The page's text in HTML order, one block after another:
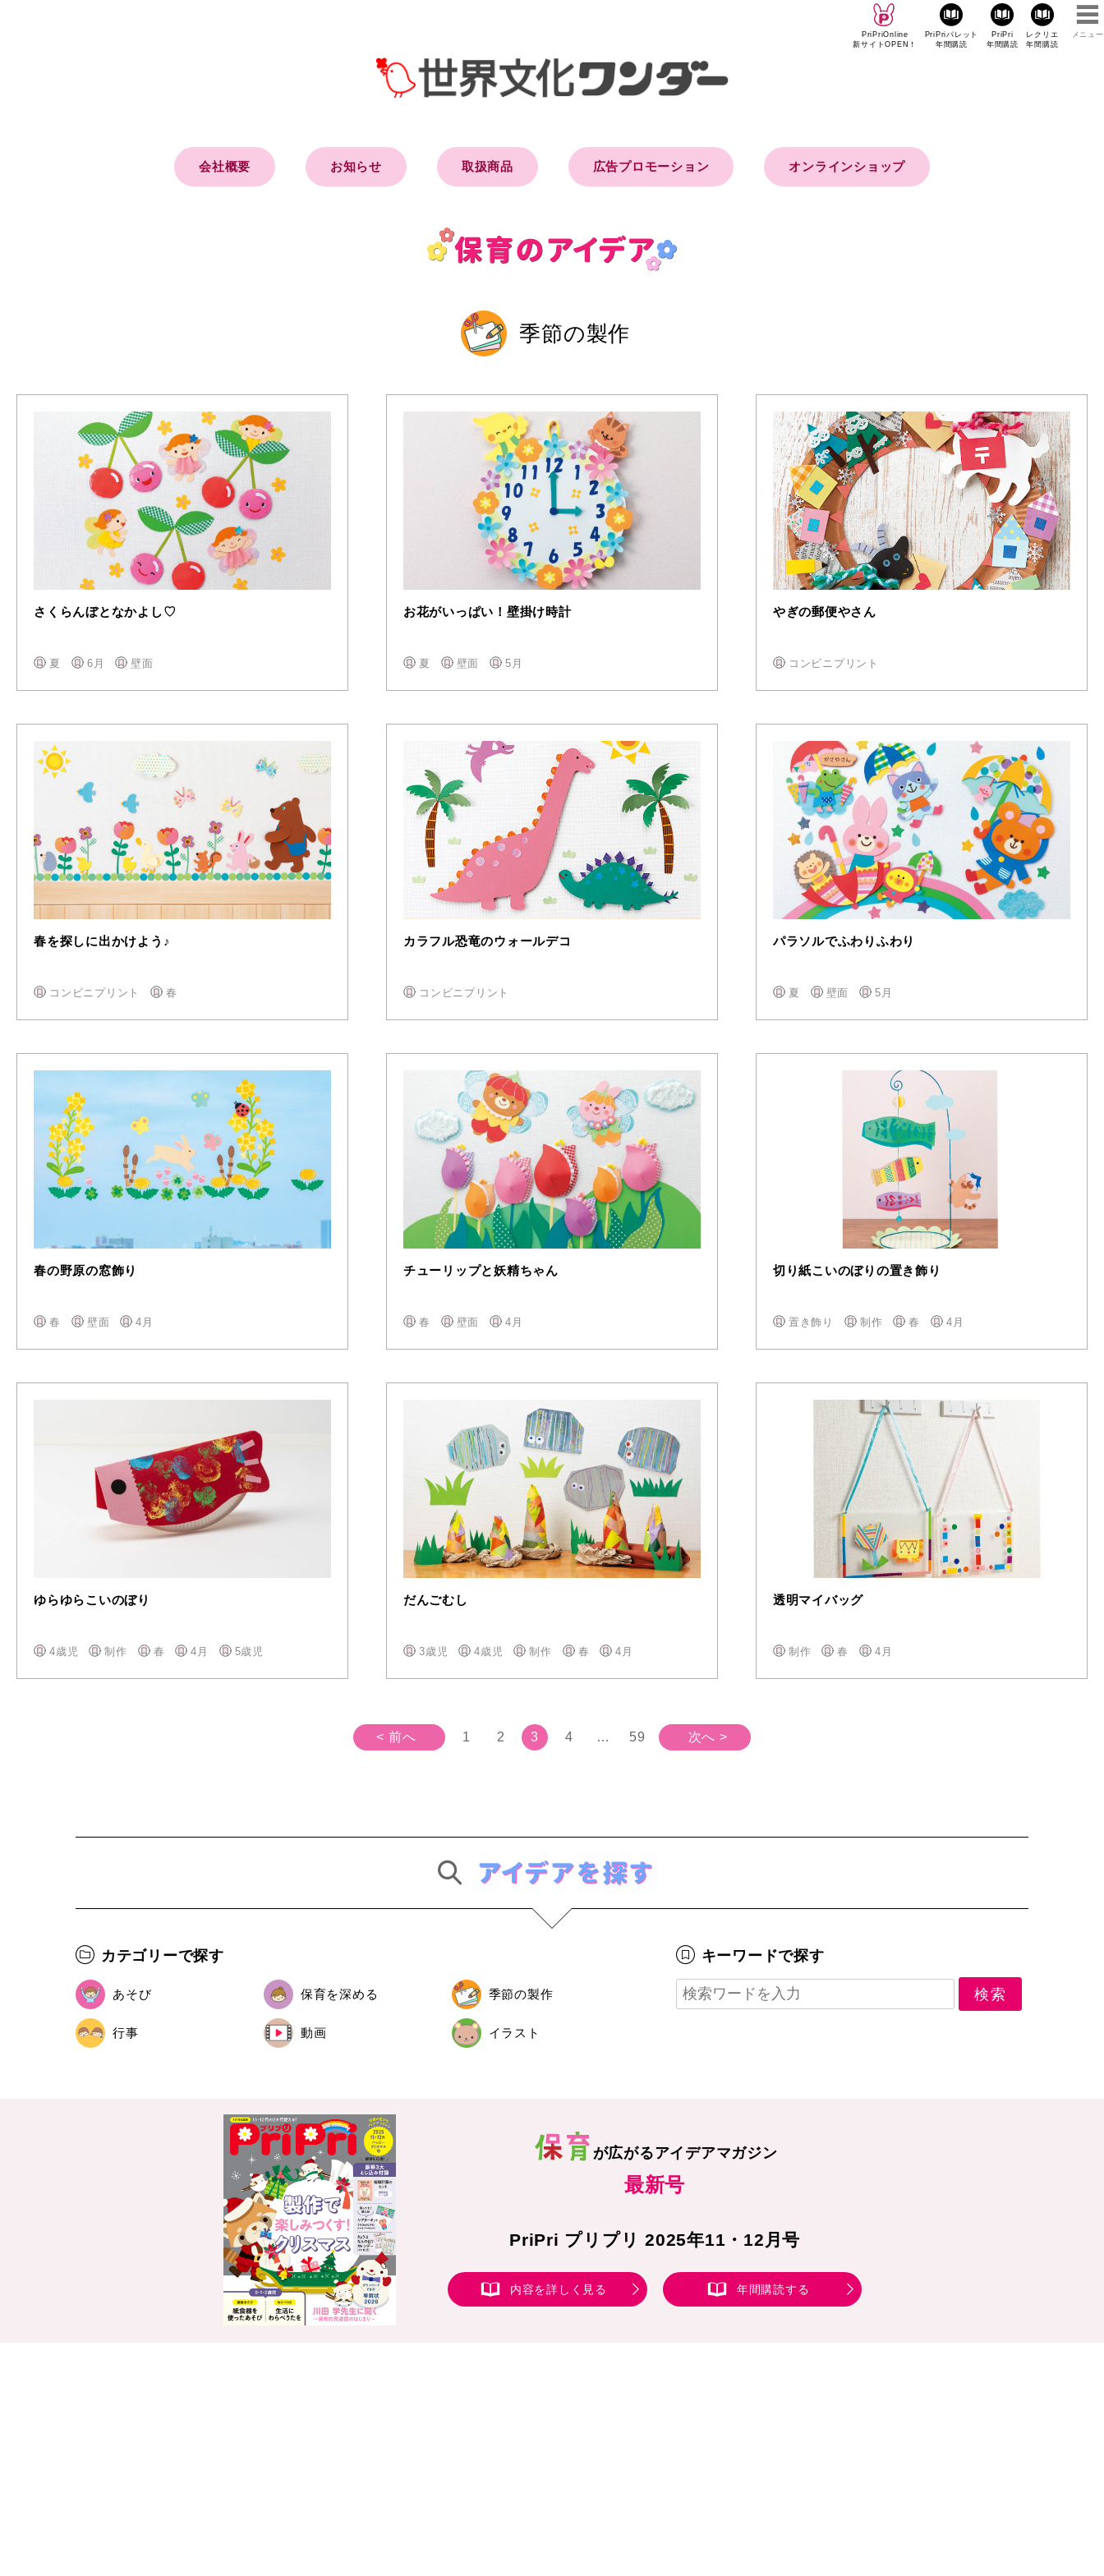
PriPriOnline
新サイトOPEN！
PriPriパレット
年間購読
PriPri
年間購読
レクリエ
年間購読
メニュー
会社概要 お知らせ 取扱商品 広告プロモーション オンラインショップ
季節の製作
さくらんぼとなかよし♡
夏 6月 壁面
お花がいっぱい！壁掛け時計
夏 壁面 5月
やぎの郵便やさん
コンビニプリント
春を探しに出かけよう♪
コンビニプリント 春
カラフル恐竜のウォールデコ
コンビニプリント
パラソルでふわりふわり
夏 壁面 5月
春の野原の窓飾り
春 壁面 4月
チューリップと妖精ちゃん
春 壁面 4月
切り紙こいのぼりの置き飾り
置き飾り 制作 春 4月
ゆらゆらこいのぼり
4歳児 制作 春 4月 5歳児
だんごむし
3歳児 4歳児 制作 春 4月
透明マイバッグ
制作 春 4月
< 前へ 1 2 3 4 … 59 次へ >
カテゴリーで探す
あそび 保育を深める 季節の製作
行事 動画 イラスト
キーワードで探す
が広がるアイデアマガジン
最新号
PriPri プリプリ 2025年11・12月号
内容を詳しく見る 年間購読する